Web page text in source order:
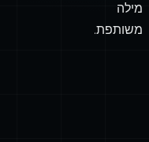
מילה
משותפת.